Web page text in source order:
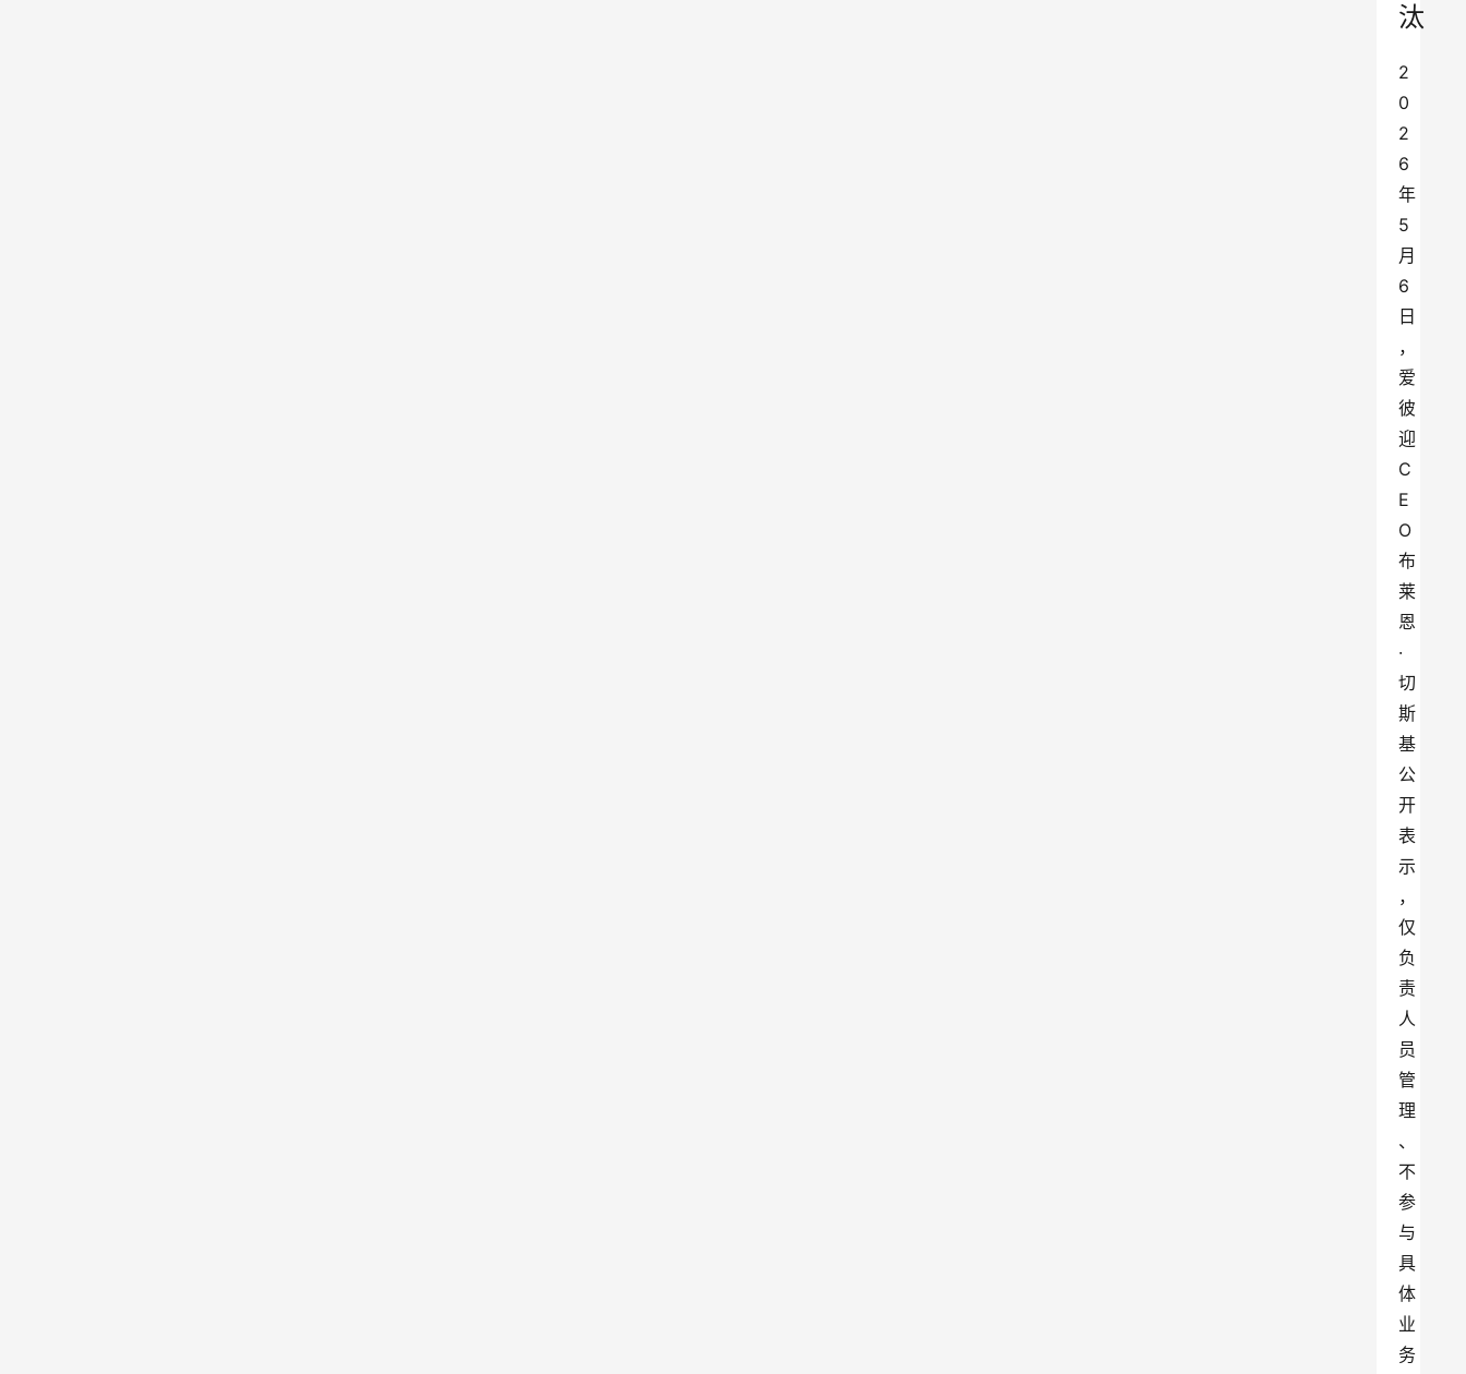
汰
2
0
2
6
年
5
月
6
日
，
爱
彼
迎
C
E
O
布
莱
恩
·
切
斯
基
公
开
表
示
，
仅
负
责
人
员
管
理
、
不
参
与
具
体
业
务